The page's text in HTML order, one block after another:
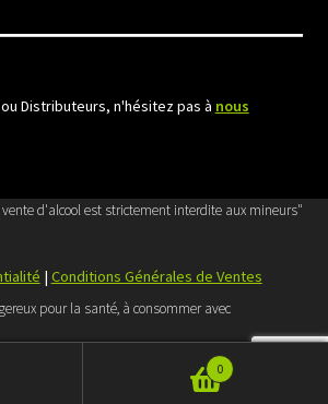
Distributeurs, n'hésitez pas à nous
d'alcool est strictement interdite aux mineurs"
| Conditions Générales de Ventes
pour la santé, à consommer avec
Retrouvez Juste Bon sur
Home Web Design
0